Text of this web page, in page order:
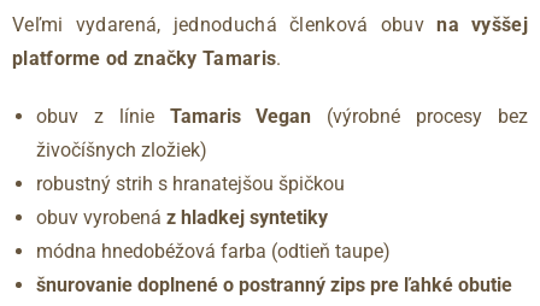
Veľmi vydarená, jednoduchá členková obuvna vyššej
platforme od značky Tamaris.
obuv z línie Tamaris Vegan (výrobné procesy bez
živočíšnych zložiek)
robustný strih s hranatejšou špičkou
obuv vyrobená z hladkej syntetiky
módna hnedobéžová farba (odtieň taupe)
šnurovanie doplnené o postranný zips pre ľahké obutie